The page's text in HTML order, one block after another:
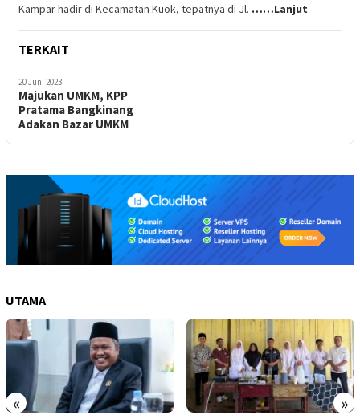
Kampar hadir di Kecamatan Kuok, tepatnya di Jl. ……Lanjut
TERKAIT
20 Juni 2023
Majukan UMKM, KPP
Pratama Bangkinang
Adakan Bazar UMKM
UTAMA
« »